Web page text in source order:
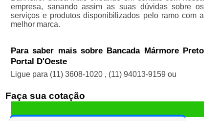
empresa, sanando assim as suas dúvidas sobre os
serviços e produtos disponibilizados pelo ramo com a
melhor marca.
Para saber mais sobre Bancada Mármore Preto
Portal D'Oeste
Ligue para (11) 3608-1020 , (11) 94013-9159 ou
Faça sua cotação